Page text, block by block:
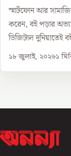
স্মার্টফোন আর
করেন, বই পড়ার
ডিজিটাল দুনিয়াতেই
১৮ জুলাই, ২০২৬১